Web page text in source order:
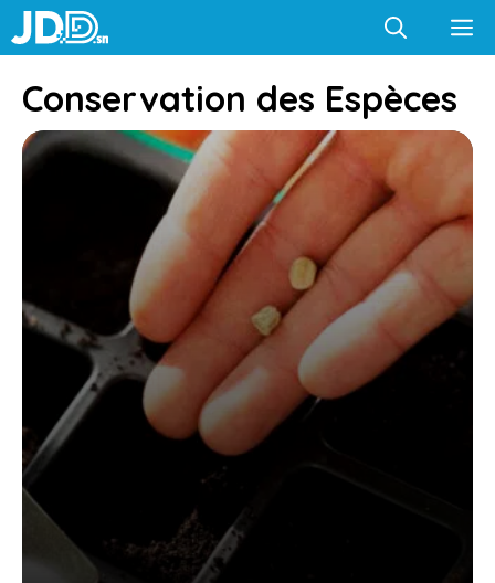
Aller
au
Conservation des Espèces